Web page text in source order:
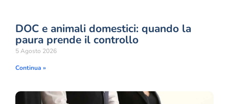
DOC e animali domestici: quando la
paura prende il controllo
5 Agosto 2026
Continua »